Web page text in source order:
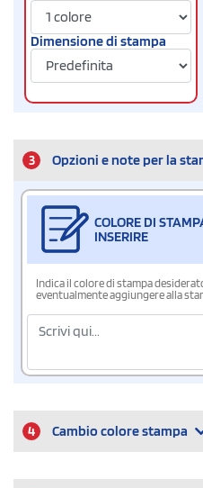
Dimensione di stampa
3 Opzioni e note per la
COLORE DI
INSERIRE
Indica il colore di stampa
eventualmente aggiungere alla
4 Cambio colore stampa